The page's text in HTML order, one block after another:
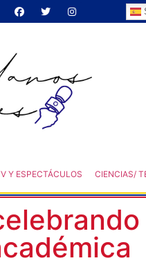
Y ESPECTÁCULOS CIENCIAS/